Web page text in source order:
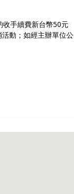
收手續費新台幣50元
動；如經主辦單位公